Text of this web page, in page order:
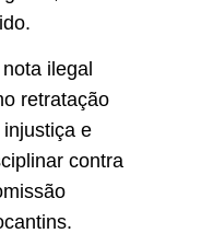
ilegal
retratação
e
contra